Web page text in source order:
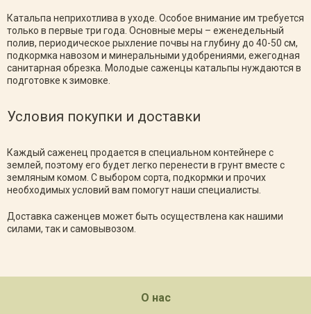
Катальпа неприхотлива в уходе. Особое внимание им требуется
только в первые три года. Основные меры – еженедельный
полив, периодическое рыхление почвы на глубину до 40-50 см,
подкормка навозом и минеральными удобрениями, ежегодная
санитарная обрезка. Молодые саженцы катальпы нуждаются в
подготовке к зимовке.
Условия покупки и доставки
Каждый саженец продается в специальном контейнере с
землей, поэтому его будет легко перенести в грунт вместе с
земляным комом. С выбором сорта, подкормки и прочих
необходимых условий вам помогут наши специалисты.
Доставка саженцев может быть осуществлена как нашими
силами, так и самовывозом.
О нас